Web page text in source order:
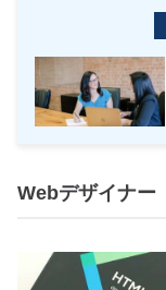
Webデザイナー